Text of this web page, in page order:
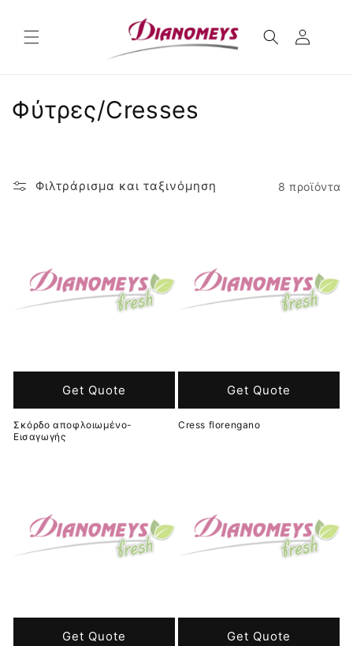
περιεχόμενο
Σ
Φύτρες/Cresses
Φιλτράρισμα και ταξινόμηση 8 προϊόντα
Σκόρδο αποφλοιωμένο-
Εισαγωγής
Get Quote
Cress florengano
Get Quote
Get Quote Get Quote